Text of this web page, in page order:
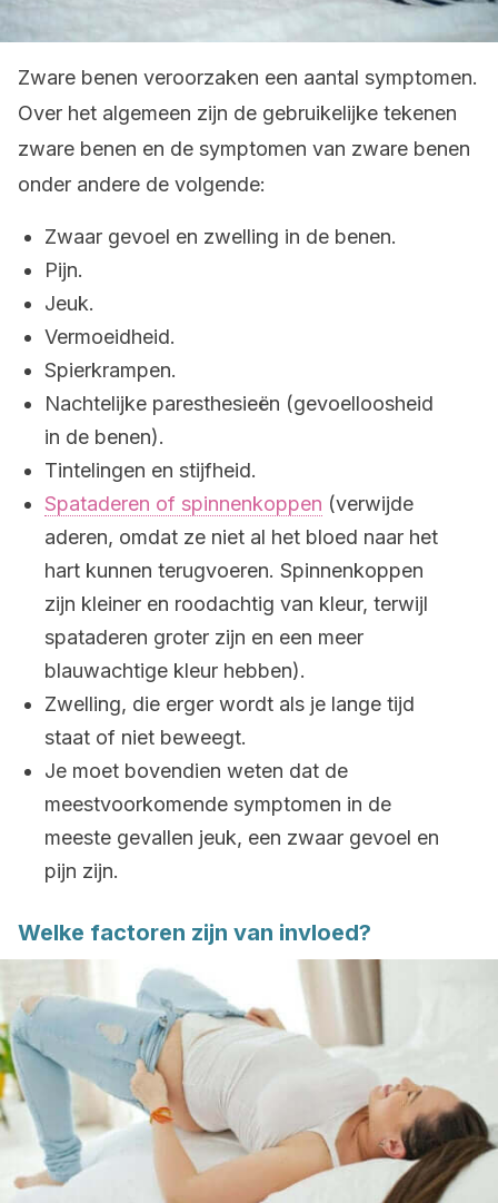
Zware benen veroorzaken een aantal symptomen.
Over het algemeen zijn de gebruikelijke tekenen
zware benen en de symptomen van zware benen
onder andere de volgende:
Zwaar gevoel en zwelling in de benen.
Pijn.
Jeuk.
Vermoeidheid.
Spierkrampen.
Nachtelijke paresthesieën (gevoelloosheid
in de benen).
Tintelingen en stijfheid.
Spataderen of spinnenkoppen (verwijde
aderen, omdat ze niet al het bloed naar het
hart kunnen terugvoeren. Spinnenkoppen
zijn kleiner en roodachtig van kleur, terwijl
spataderen groter zijn en een meer
blauwachtige kleur hebben).
Zwelling, die erger wordt als je lange tijd
staat of niet beweegt.
Je moet bovendien weten dat de
meestvoorkomende symptomen in de
meeste gevallen jeuk, een zwaar gevoel en
pijn zijn.
Welke factoren zijn van invloed?